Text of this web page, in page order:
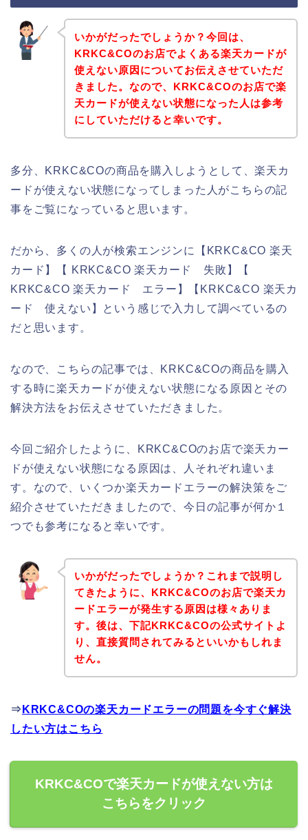
いかがだったでしょうか？今回は、
KRKC&COのお店でよくある楽天カードが
使えない原因についてお伝えさせていただ
きました。なので、KRKC&COのお店で楽
天カードが使えない状態になった人は参考
にしていただけると幸いです。
多分、KRKC&COの商品を購入しようとして、楽天カ
ードが使えない状態になってしまった人がこちらの記
事をご覧になっていると思います。
だから、多くの人が検索エンジンに【KRKC&CO 楽天
カード】【 KRKC&CO 楽天カード 失敗】【
KRKC&CO 楽天カード エラー】【KRKC&CO 楽天カ
ード 使えない】という感じで入力して調べているの
だと思います。
なので、こちらの記事では、KRKC&COの商品を購入
する時に楽天カードが使えない状態になる原因とその
解決方法をお伝えさせていただきました。
今回ご紹介したように、KRKC&COのお店で楽天カー
ドが使えない状態になる原因は、人それぞれ違いま
す。なので、いくつか楽天カードエラーの解決策をご
紹介させていただきましたので、今日の記事が何か１
つでも参考になると幸いです。
いかがだったでしょうか？これまで説明し
てきたように、KRKC&COのお店で楽天カ
ードエラーが発生する原因は様々ありま
す。後は、下記KRKC&COの公式サイトよ
り、直接質問されてみるといいかもしれま
せん。
⇒ KRKC&COの楽天カードエラーの問題を今すぐ解決
したい方はこちら
KRKC&COで楽天カードが使えない方は
こちらをクリック